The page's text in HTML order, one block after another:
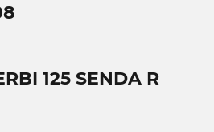
125 SENDA R